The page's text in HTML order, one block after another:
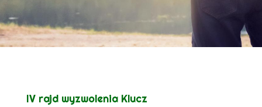
IV rajd wyzwolenia Klucz